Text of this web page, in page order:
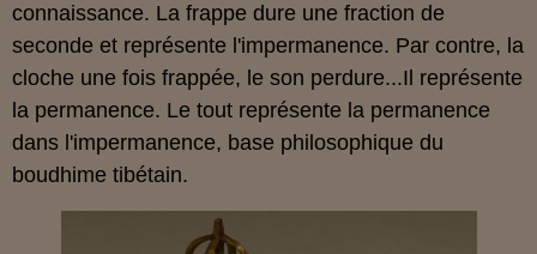
connaissance. La frappe dure une fraction de
seconde et représente l'impermanence. Par contre, la
cloche une fois frappée, le son perdure...Il représente
la permanence. Le tout représente la permanence
dans l'impermanence, base philosophique du
boudhime tibétain.